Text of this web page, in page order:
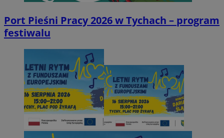
Port Pieśni Pracy 2026 w Tychach – program
festiwalu